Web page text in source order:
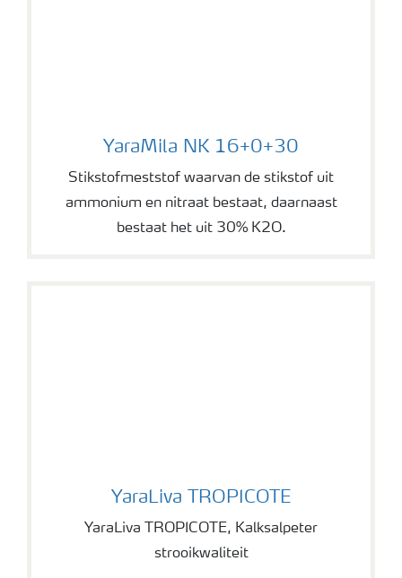
YaraMila NK 16+0+30
Stikstofmeststof waarvan de stikstof uit
ammonium en nitraat bestaat, daarnaast
bestaat het uit 30% K2O.
YaraLiva TROPICOTE
YaraLiva TROPICOTE, Kalksalpeter
strooikwaliteit